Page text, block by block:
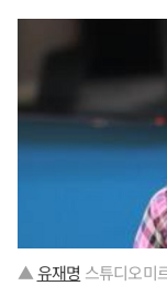
▲유재명 스튜디오미